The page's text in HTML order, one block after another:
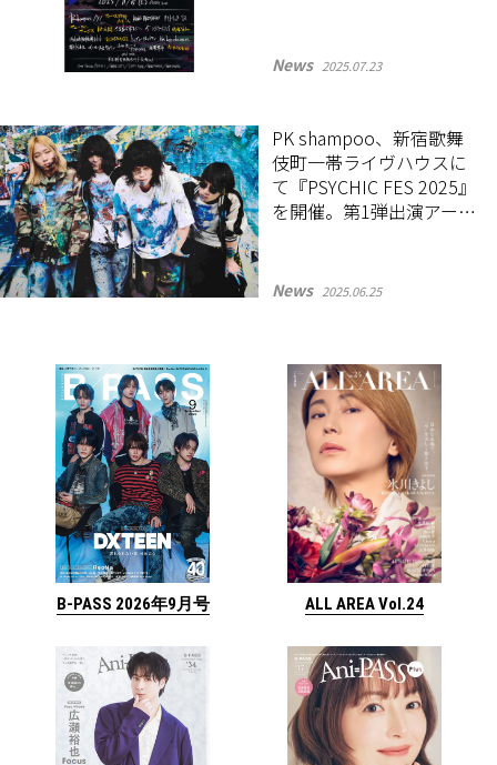
News 2025.07.23
PK shampoo、新宿歌舞
伎町一帯ライヴハウスに
て『PSYCHIC FES 2025』
を開催。第1弾出演アーテ
News 2025.06.25
B-PASS 2026年9月号 ALL AREA Vol.24